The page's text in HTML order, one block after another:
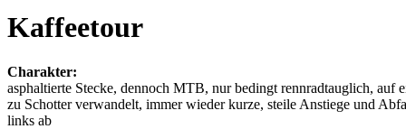
Kaffeetour
Charakter:
asphaltierte Stecke, dennoch MTB, nur bedingt rennradtauglich, auf
zu Schotter verwandelt, immer wieder kurze, steile Anstiege und
links ab